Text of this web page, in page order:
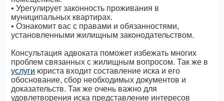
• Урегулирует законность проживания в
муниципальных квартирах.
• Ознакомит вас с правами и обязанностями,
установленными жилищным законодательством.
Консультация адвоката поможет избежать многих
проблем связанных с жилищным вопросом. Так же в
услуги юриста входит составление иска и его
обоснование, сбор необходимых документов и
доказательств. Так же очень важно для
удовлетворения иска представление интересов